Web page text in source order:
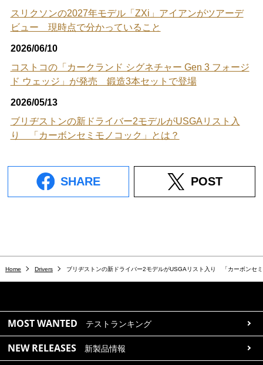
スリクソンの2027年モデル「ZXi」アイアンがツアーデ
ビュー 現時点で分かっていること
2026/06/10
コストコの「カークランド シグネチャー Gen 3 フォージ
ド ウェッジ」が発売 鍛造3本セットで登場
2026/05/13
ブリヂストンの新ドライバー2モデルがUSGAリスト入
り 「カーボンセミモノコック」とは？
SHARE POST
Home Drivers ブリヂストンの新ドライバー2モデルがUSGAリスト入り 「カーボンセ
MOST WANTED テストランキング
NEW RELEASES 新製品情報